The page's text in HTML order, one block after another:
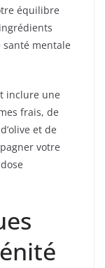
équilibre
mentale
inclure une
frais, de
et de
votre